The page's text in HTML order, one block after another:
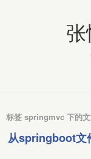
标签 springmvc 下的
从springboot文